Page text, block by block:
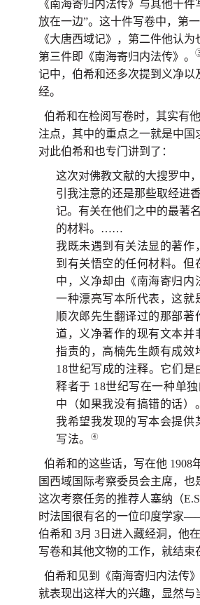
《南海寄归内法传》与其他十件
放在一边”。这十件写卷中，第
《大唐西域记》 ，第二件他认为
第三件即《南海寄归内法传》。
记中，伯希和还多次提到义净以
经。
伯希和在检阅写卷时，其实有
注点，其中的重点之一就是中国
对此伯希和也专门讲到了：
这次对佛教文献的大搜罗中
引我注意的还是那些取经进
记。有关在他们之中的最著
的材料。……
我既未遇到有关法显的著作
到有关悟空的任何材料。但
中，义净却由《南海寄归内
一种漂亮写本所代表，这就
顺次郎先生翻译过的那部著
道，义净著作的现有文本并
指责的，高楠先生颇有成效
18世纪写成的注释。它们是
释者于 18世纪写在一种单
中（如果我没有搞错的话）
我希望我发现的写本会提供
写法。
④
伯希和的这些话，写在他 1908
国西域国际考察委员会主席，也
这次考察任务的推荐人塞纳（
时法国很有名的一位印度学家
伯希和 3月 3日进入藏经洞，他
写卷和其他文物的工作，就结束
伯希和见到《南海寄归内法传
就表现出这样大的兴趣，显然与